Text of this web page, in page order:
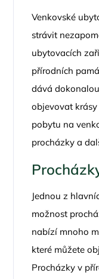
Venkovské
strávit
ubytovacích
přírodních
dává
objevovat
pobytu na
procházky a
Jednou z
možnost
nabízí mnoho
které můžete
Procházky v